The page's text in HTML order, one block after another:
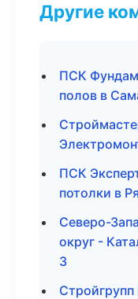
Другие
ПСК
полов в
ПСК
потолки в
Северо-
округ -
3